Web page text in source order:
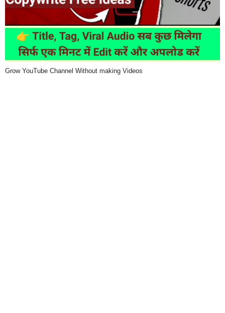
Grow YouTube Channel Without making Videos